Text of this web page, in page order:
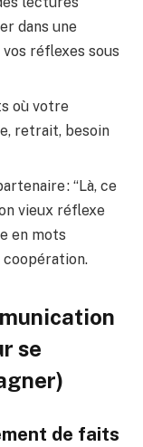
dans une
réflexes sous
où votre
retrait, besoin
: “Là, ce
vieux réflexe
en mots
se
de faits